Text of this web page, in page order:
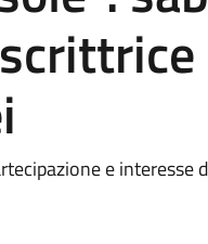
e interesse